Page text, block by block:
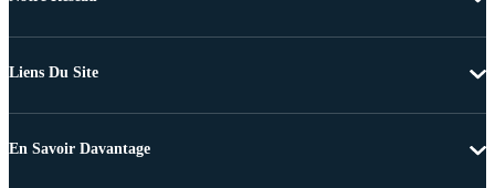
Liens Du Site
En Savoir Davantage